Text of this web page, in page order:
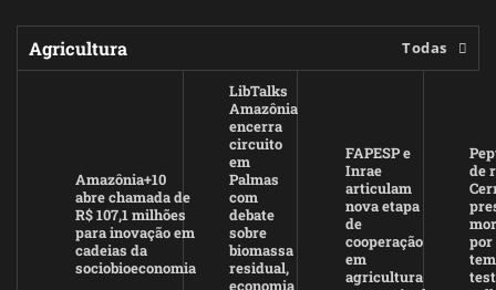
Agricultura Todas
Amazônia+10
abre chamada de
R$ 107,1 milhões
para inovação em
cadeias da
sociobioeconomia
LibTalks
Amazônia
encerra
circuito
em
Palmas
com
debate
sobre
biomassa
residual,
economia
FAPESP e
Inrae
articulam
nova etapa
de
cooperação
em
agricultura
de
por